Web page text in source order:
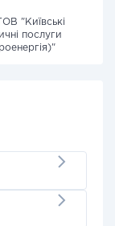
"Київські
послуги